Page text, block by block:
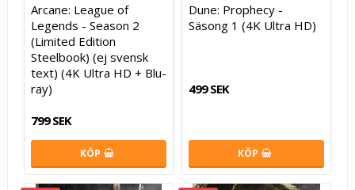
Arcane: League of
Legends - Season 2
(Limited Edition
Steelbook) (ej svensk
text) (4K Ultra HD + Blu-
ray)
799 SEK
KÖP
Dune: Prophecy -
Säsong 1 (4K Ultra HD)
499 SEK
KÖP